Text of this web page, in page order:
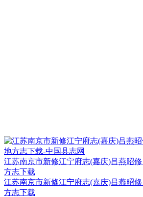
江苏南京市新修江宁府志(嘉庆)吕燕昭
方志下载
江苏南京市新修江宁府志(嘉庆)吕燕昭
方志下载